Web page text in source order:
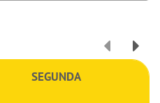
SEGUNDA